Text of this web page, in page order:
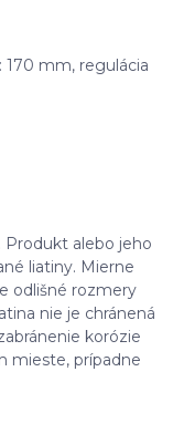
170 mm, regulácia
alebo jeho
liatiny. Mierne
odlišné rozmery
nie je chránená
korózie
mieste, prípadne